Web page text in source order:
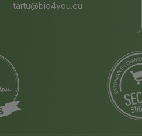
tartu@bio4you.eu